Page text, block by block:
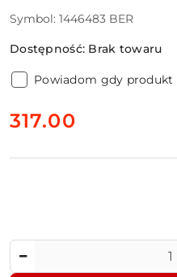
Symbol: 1446483 BER
Dostępność: Brak towaru
Powiadom gdy produkt
cena:
317.00